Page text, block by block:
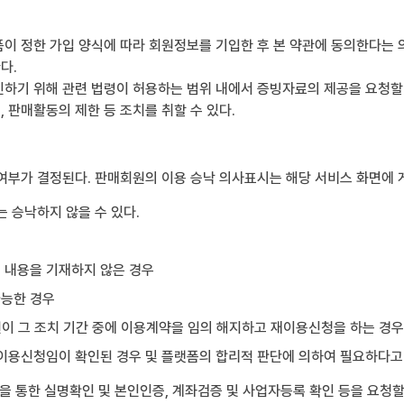
정한 가입 양식에 따라 회원정보를 기입한 후 본 약관에 동의한다
.
기 위해 관련 법령이 허용하는 범위 내에서 증빙자료의 제공을 요청
매활동의 제한 등 조치를 취할 수 있다.
가 결정된다. 판매회원의 이용 승낙 의사표시는 해당 서비스 화면에
승낙하지 않을 수 있다.
용을 기재하지 않은 경우
한 경우
그 조치 기간 중에 이용계약을 임의 해지하고 재이용신청을 하는 경우
신청임이 확인된 경우 및 플랫폼의 합리적 판단에 의하여 필요하다
통한 실명확인 및 본인인증, 계좌검증 및 사업자등록 확인 등을 요청